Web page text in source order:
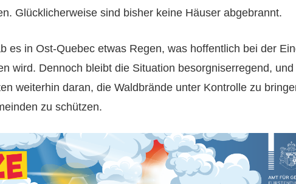
Glücklicherweise sind bisher keine Häuser abgebrannt.
es in Ost-Quebec etwas Regen, was hoffentlich bei der
wird. Dennoch bleibt die Situation besorgniserregend, und
weiterhin daran, die Waldbrände unter Kontrolle zu
zu schützen.